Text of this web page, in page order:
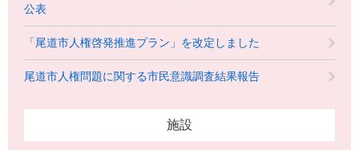
公表
「尾道市人権啓発推進プラン」を改定しました
尾道市人権問題に関する市民意識調査結果報告
施設